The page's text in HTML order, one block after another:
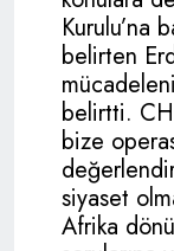
Kurulu’na
belirten
belirtti.
bize
siyaset
Afrika